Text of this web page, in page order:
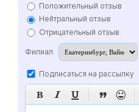
Положительный отзыв
Нейтральный отзыв
Отрицательный отзыв
Филиал
Подписаться на рассылку
    